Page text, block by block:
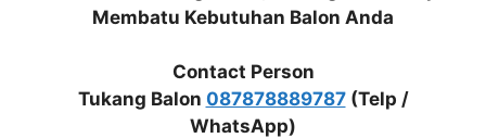
Membatu Kebutuhan Balon Anda
Contact Person
Tukang Balon 087878889787(Telp /
WhatsApp)